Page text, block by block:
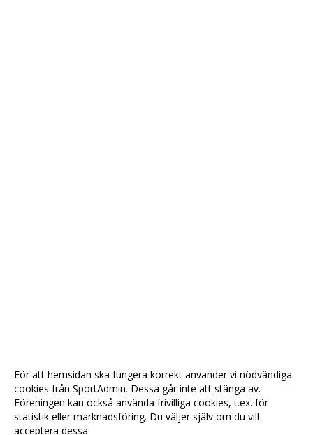
För att hemsidan ska fungera korrekt använder vi nödvändiga
cookies från SportAdmin. Dessa går inte att stänga av.
Föreningen kan också använda frivilliga cookies, t.ex. för
statistik eller marknadsföring. Du väljer själv om du vill
acceptera dessa.